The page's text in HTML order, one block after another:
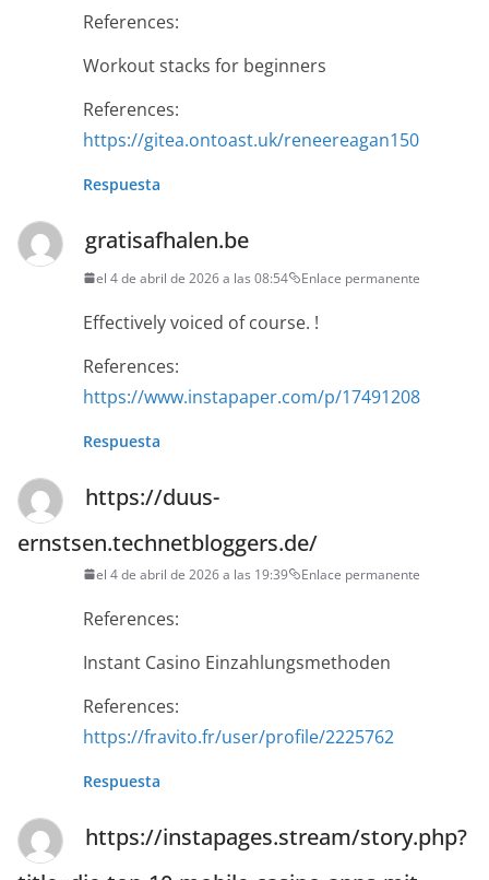
References:
Workout stacks for beginners
References:
https://gitea.ontoast.uk/reneereagan150
Respuesta
gratisafhalen.be
el 4 de abril de 2026 a las 08:54 Enlace permanente
Effectively voiced of course. !
References:
https://www.instapaper.com/p/17491208
Respuesta
https://duus-
ernstsen.technetbloggers.de/
el 4 de abril de 2026 a las 19:39 Enlace permanente
References:
Instant Casino Einzahlungsmethoden
References:
https://fravito.fr/user/profile/2225762
Respuesta
https://instapages.stream/story.php?